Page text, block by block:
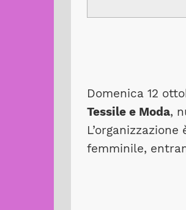
Domenica 12
Tessile e Moda,
femminile,